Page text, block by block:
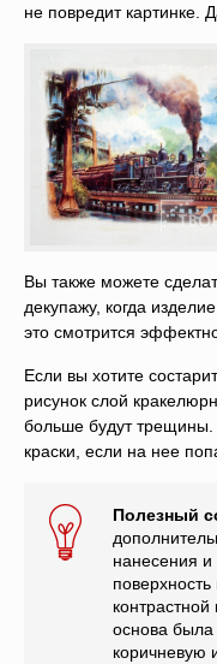
не повредит картинке.
Вы также можете
декупажу, когда
это смотрится
Если вы хотите
рисунок слой
больше будут трещины.
краски, если на нее
Полезный
нанесения и
основа была
коричневую